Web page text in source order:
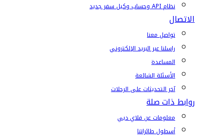
نظام API وحساب وكيل سفر جديد
الاتصال
تواصل معنا
راسلنا عبر البريد الإلكتروني
المساعدة
الأسئلة الشائعة
آخر التحديثات على الرحلات
روابط ذات صلة
معلومات عن فلاي دبي
أسطول طائراتنا